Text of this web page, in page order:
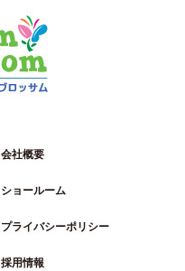
会社概要
ショールーム
プライバシーポリシー
採用情報